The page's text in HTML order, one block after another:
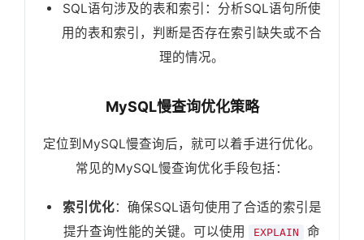
SQL语句涉及的表和索引：分析SQL语句所使
用的表和索引，判断是否存在索引缺失或不合
理的情况。
MySQL慢查询优化策略
定位到MySQL慢查询后，就可以着手进行优化。
常见的MySQL慢查询优化手段包括：
索引优化：确保SQL语句使用了合适的索引是
提升查询性能的关键。可以使用
EXPLAIN
命